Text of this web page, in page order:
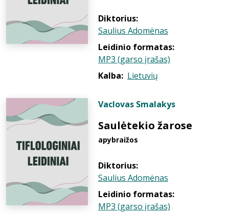
Diktorius:
Saulius Adomėnas
Leidinio formatas:
MP3 (garso įrašas)
Kalba: Lietuvių
Vaclovas Smalakys
Saulėtekio žarose
apybraižos
Diktorius:
Saulius Adomėnas
Leidinio formatas:
MP3 (garso įrašas)